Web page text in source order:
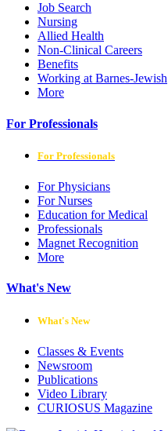
Job Search
Nursing
Allied Health
Non-Clinical Careers
Benefits
Working at Barnes-Jewish
More
For Professionals
For Professionals
For Physicians
For Nurses
Education for Medical
Professionals
Magnet Recognition
More
What's New
What's New
Classes & Events
Newsroom
Publications
Video Library
CURIOSUS Magazine